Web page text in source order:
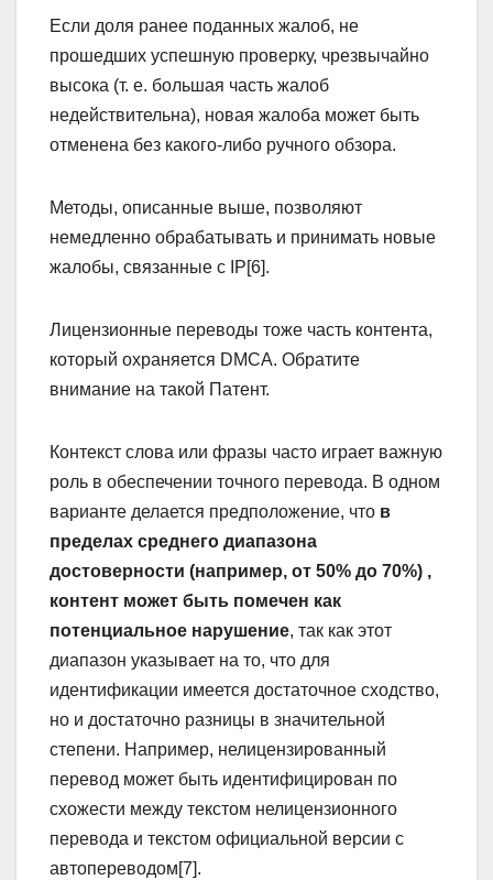
Если доля ранее поданных жалоб, не
прошедших успешную проверку, чрезвычайно
высока (т. е. большая часть жалоб
недействительна), новая жалоба может быть
отменена без какого-либо ручного обзора.
Методы, описанные выше, позволяют
немедленно обрабатывать и принимать новые
жалобы, связанные с IP[6].
Лицензионные переводы тоже часть контента,
который охраняется DMCA. Обратите
внимание на такой Патент.
Контекст слова или фразы часто играет важную
роль в обеспечении точного перевода. В одном
варианте делается предположение, что в
пределах среднего диапазона
достоверности (например, от 50% до 70%) ,
контент может быть помечен как
потенциальное нарушение, так как этот
диапазон указывает на то, что для
идентификации имеется достаточное сходство,
но и достаточно разницы в значительной
степени. Например, нелицензированный
перевод может быть идентифицирован по
схожести между текстом нелицензионного
перевода и текстом официальной версии с
автопереводом[7].